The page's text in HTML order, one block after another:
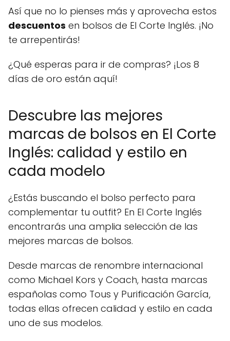
Así que no lo pienses más y aprovecha estos
descuentos en bolsos de El Corte Inglés. ¡No
te arrepentirás!
¿Qué esperas para ir de compras? ¡Los 8
días de oro están aquí!
Descubre las mejores
marcas de bolsos en El Corte
Inglés: calidad y estilo en
cada modelo
¿Estás buscando el bolso perfecto para
complementar tu outfit? En El Corte Inglés
encontrarás una amplia selección de las
mejores marcas de bolsos.
Desde marcas de renombre internacional
como Michael Kors y Coach, hasta marcas
españolas como Tous y Purificación García,
todas ellas ofrecen calidad y estilo en cada
uno de sus modelos.